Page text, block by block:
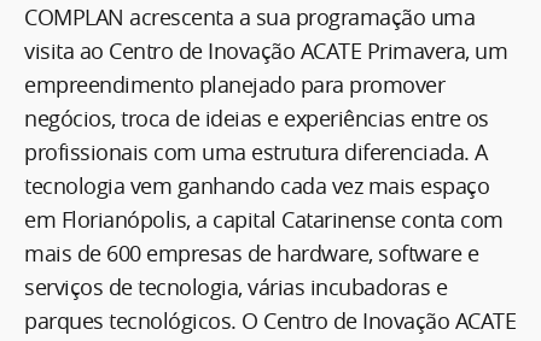
COMPLAN acrescenta a sua programação uma
visita ao Centro de Inovação ACATE Primavera, um
empreendimento planejado para promover
negócios, troca de ideias e experiências entre os
profissionais com uma estrutura diferenciada. A
tecnologia vem ganhando cada vez mais espaço
em Florianópolis, a capital Catarinense conta com
mais de 600 empresas de hardware, software e
serviços de tecnologia, várias incubadoras e
parques tecnológicos. O Centro de Inovação ACATE